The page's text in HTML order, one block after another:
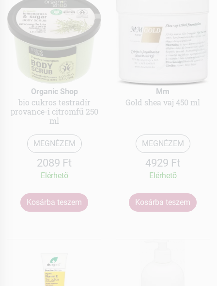
Organic Shop
bio cukros testradír
provance-i citromfű 250
ml
MEGNÉZEM
2089 Ft
Elérhetõ
Kosárba teszem
Mm
Gold shea vaj 450 ml
MEGNÉZEM
4929 Ft
Elérhetõ
Kosárba teszem